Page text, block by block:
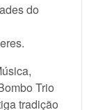
do
Trio
tradição